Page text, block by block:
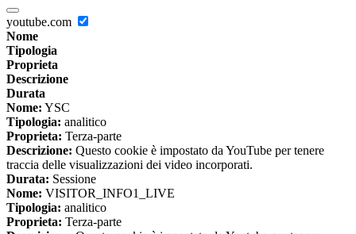
youtube.com
Nome
Tipologia
Proprieta
Descrizione
Durata
Nome: YSC
Tipologia: analitico
Proprieta: Terza-parte
Descrizione: Questo cookie è impostato da YouTube per tenere
traccia delle visualizzazioni dei video incorporati.
Durata: Sessione
Nome: VISITOR_INFO1_LIVE
Tipologia: analitico
Proprieta: Terza-parte